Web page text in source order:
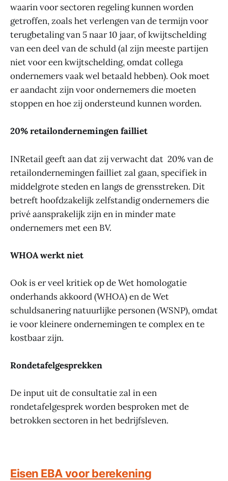
waarin voor sectoren regeling kunnen worden
getroffen, zoals het verlengen van de termijn voor
terugbetaling van 5 naar 10 jaar, of kwijtschelding
van een deel van de schuld (al zijn meeste partijen
niet voor een kwijtschelding, omdat collega
ondernemers vaak wel betaald hebben). Ook moet
er aandacht zijn voor ondernemers die moeten
stoppen en hoe zij ondersteund kunnen worden.
20% retailondernemingen failliet
INRetail geeft aan dat zij verwacht dat 20% van de
retailondernemingen failliet zal gaan, specifiek in
middelgrote steden en langs de grensstreken. Dit
betreft hoofdzakelijk zelfstandig ondernemers die
privé aansprakelijk zijn en in minder mate
ondernemers met een BV.
WHOA werkt niet
Ook is er veel kritiek op de Wet homologatie
onderhands akkoord (WHOA) en de Wet
schuldsanering natuurlijke personen (WSNP), omdat
ie voor kleinere ondernemingen te complex en te
kostbaar zijn.
Rondetafelgesprekken
De input uit de consultatie zal in een
rondetafelgesprek worden besproken met de
betrokken sectoren in het bedrijfsleven.
Eisen EBA voor berekening